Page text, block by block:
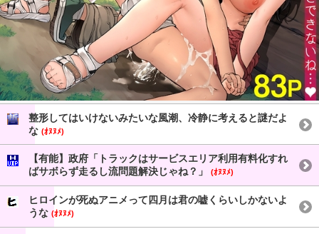
整形してはいけないみたいな風潮、冷静に考えると謎だよ
な (ｵﾇﾇﾒ)
【有能】政府「トラックはサービスエリア利用有料化すれ
ばサボらず走るし流問題解決じゃね？」
(ｵﾇﾇﾒ)
ヒロインが死ぬアニメって四月は君の嘘くらいしかないよ
うな (ｵﾇﾇﾒ)